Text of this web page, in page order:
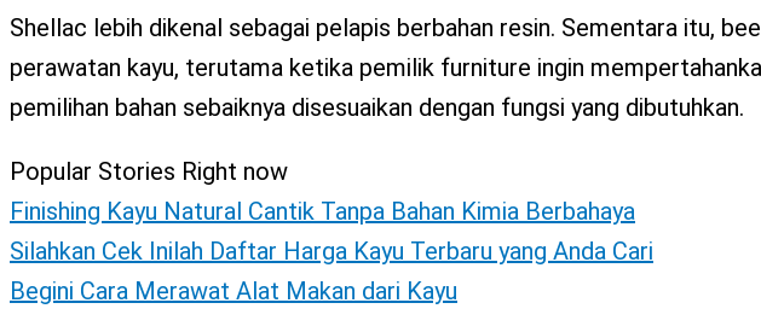
Shellac lebih dikenal sebagai pelapis berbahan resin. Sementara itu,
perawatan kayu, terutama ketika pemilik furniture ingin
pemilihan bahan sebaiknya disesuaikan dengan fungsi yang dibutuhkan.
Popular Stories Right now
Finishing Kayu Natural Cantik Tanpa Bahan Kimia Berbahaya
Silahkan Cek Inilah Daftar Harga Kayu Terbaru yang Anda Cari
Begini Cara Merawat Alat Makan dari Kayu